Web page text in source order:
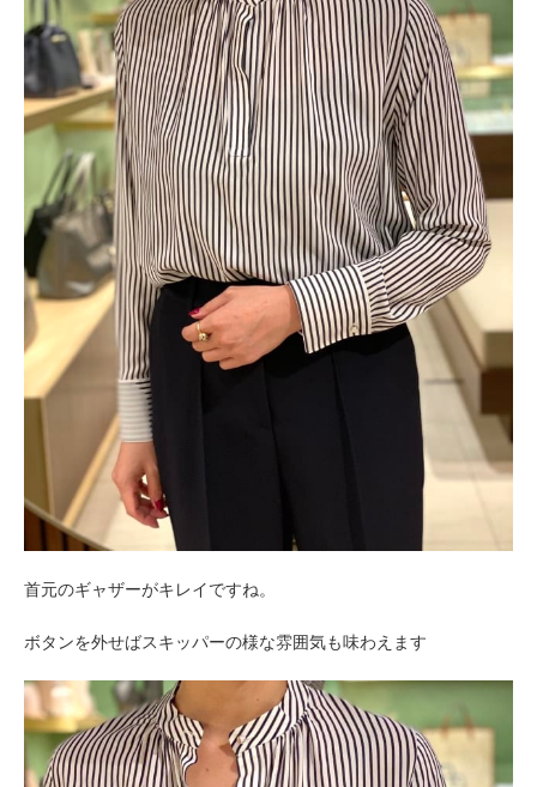
首元のギャザーがキレイですね。
ボタンを外せばスキッパーの様な雰囲気も味わえます